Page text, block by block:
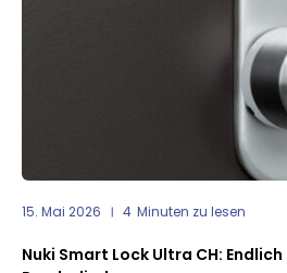
15. Mai 2026 4 Minuten zu lesen
Nuki Smart Lock Ultra CH: